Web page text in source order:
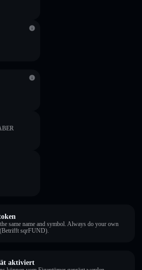
same name and symbol. Always do your own
(Betrifft sqrFUND).
aktiviert